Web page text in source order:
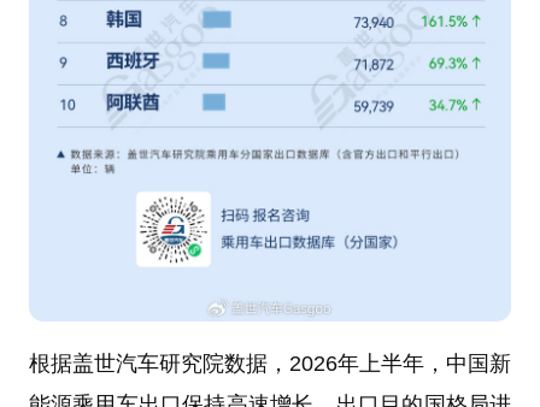
根据盖世汽车研究院数据，2026年上半年，中国新